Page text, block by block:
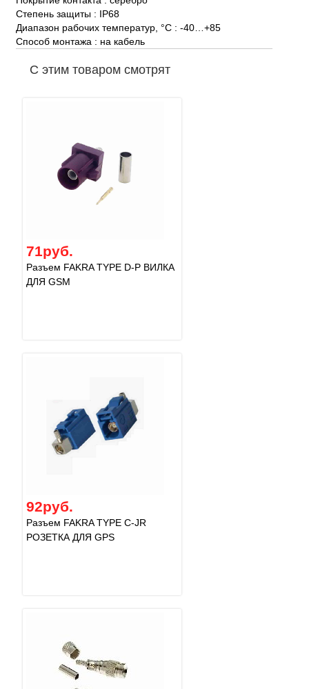
Степень защиты : IP68
Диапазон рабочих температур, °C : -40…+85
Способ монтажа : на кабель
С этим товаром смотрят
71руб.
Разъем FAKRA TYPE D-P ВИЛКА
ДЛЯ GSM
92руб.
Разъем FAKRA TYPE C-JR
РОЗЕТКА ДЛЯ GPS